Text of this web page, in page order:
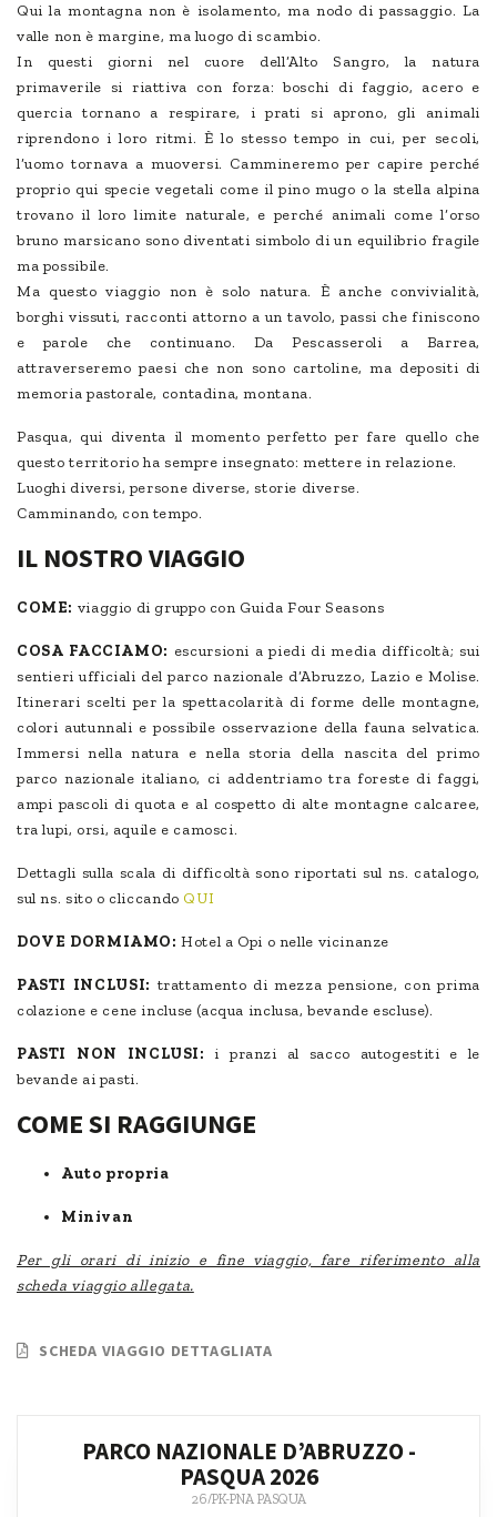
Qui la montagna non è isolamento, ma nodo di passaggio. La
valle non è margine, ma luogo di scambio.
In questi giorni nel cuore dell’Alto Sangro, la natura
primaverile si riattiva con forza: boschi di faggio, acero e
quercia tornano a respirare, i prati si aprono, gli animali
riprendono i loro ritmi. È lo stesso tempo in cui, per secoli,
l’uomo tornava a muoversi. Cammineremo per capire perché
proprio qui specie vegetali come il pino mugo o la stella alpina
trovano il loro limite naturale, e perché animali come l’orso
bruno marsicano sono diventati simbolo di un equilibrio fragile
ma possibile.
Ma questo viaggio non è solo natura. È anche convivialità,
borghi vissuti, racconti attorno a un tavolo, passi che finiscono
e parole che continuano. Da Pescasseroli a Barrea,
attraverseremo paesi che non sono cartoline, ma depositi di
memoria pastorale, contadina, montana.
Pasqua, qui diventa il momento perfetto per fare quello che
questo territorio ha sempre insegnato: mettere in relazione.
Luoghi diversi, persone diverse, storie diverse.
Camminando, con tempo.
IL NOSTRO VIAGGIO
COME: viaggio di gruppo con Guida Four Seasons
COSA FACCIAMO: escursioni a piedi di media difficoltà; sui
sentieri ufficiali del parco nazionale d’Abruzzo, Lazio e Molise.
Itinerari scelti per la spettacolarità di forme delle montagne,
colori autunnali e possibile osservazione della fauna selvatica.
Immersi nella natura e nella storia della nascita del primo
parco nazionale italiano, ci addentriamo tra foreste di faggi,
ampi pascoli di quota e al cospetto di alte montagne calcaree,
tra lupi, orsi, aquile e camosci.
Dettagli sulla scala di difficoltà sono riportati sul ns. catalogo,
sul ns. sito o cliccando QUI
DOVE DORMIAMO: Hotel a Opi o nelle vicinanze
PASTI INCLUSI: trattamento di mezza pensione, con prima
colazione e cene incluse (acqua inclusa, bevande escluse).
PASTI NON INCLUSI: i pranzi al sacco autogestiti e le
bevande ai pasti.
COME SI RAGGIUNGE
Auto propria
Minivan
Per gli orari di inizio e fine viaggio, fare riferimento alla
scheda viaggio allegata.
SCHEDA VIAGGIO DETTAGLIATA
PARCO NAZIONALE D’ABRUZZO -
PASQUA 2026
26/PK-PNA PASQUA